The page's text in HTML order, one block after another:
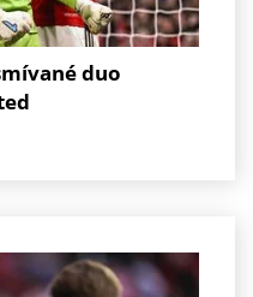
duo